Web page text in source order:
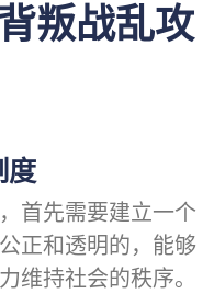
叛战乱攻
度
首先需要建立一个
正和透明的，能够
维持社会的秩序。